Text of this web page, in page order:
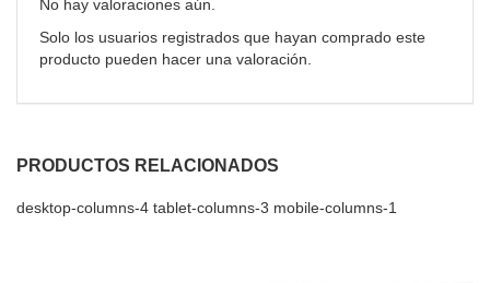
No hay valoraciones aún.
Solo los usuarios registrados que hayan comprado este
producto pueden hacer una valoración.
PRODUCTOS RELACIONADOS
desktop-columns-4 tablet-columns-3 mobile-columns-1